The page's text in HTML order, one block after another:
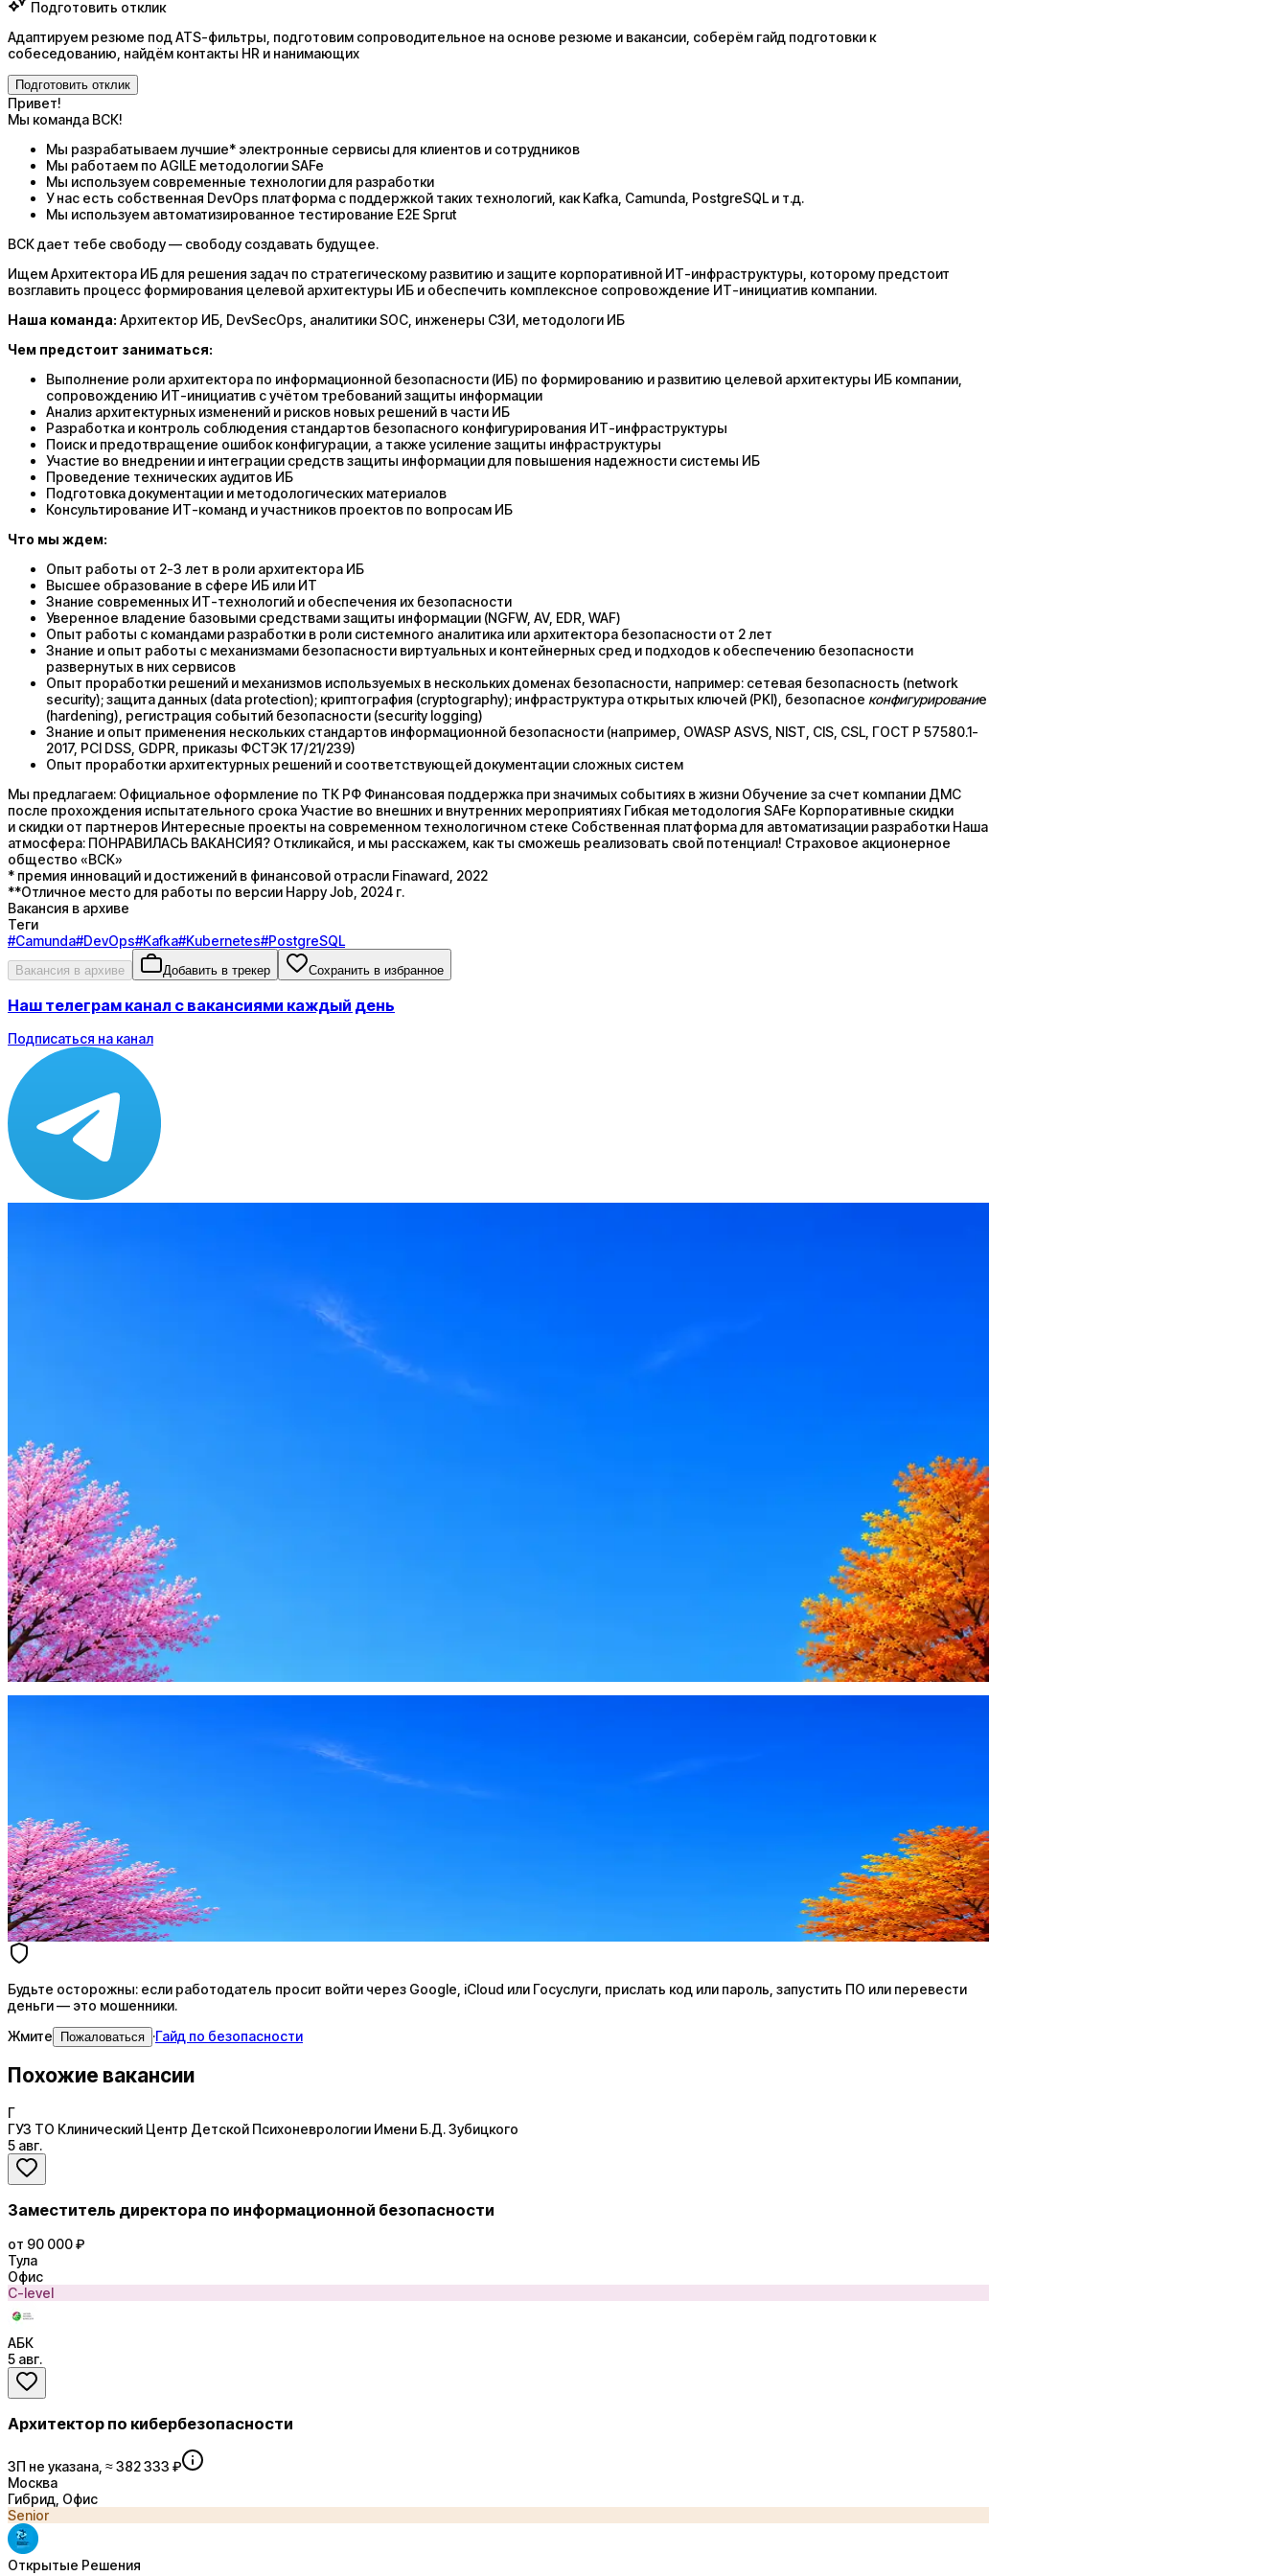
Подготовить отклик
Адаптируем резюме под ATS-фильтры, подготовим сопроводительное на основе резюме и вакансии, соберём гайд подготовки к
собеседованию, найдём контакты HR и нанимающих
Подготовить отклик
Привет!
Мы команда ВСК!
Мы разрабатываем лучшие* электронные сервисы для клиентов и сотрудников
Мы работаем по AGILE методологии SAFe
Мы используем современные технологии для разработки
У нас есть собственная DevOps платформа с поддержкой таких технологий, как Kafka, Camunda, PostgreSQL и т.д.
Мы используем автоматизированное тестирование E2E Sprut
ВСК дает тебе свободу — свободу создавать будущее.
Ищем Архитектора ИБ для решения задач по стратегическому развитию и защите корпоративной ИТ-инфраструктуры, которому предстоит
возглавить процесс формирования целевой архитектуры ИБ и обеспечить комплексное сопровождение ИТ-инициатив компании.
Наша команда: Архитектор ИБ, DevSecOps, аналитики SOC, инженеры СЗИ, методологи ИБ
Чем предстоит заниматься:
Выполнение роли архитектора по информационной безопасности (ИБ) по формированию и развитию целевой архитектуры ИБ компании,
сопровождению ИТ-инициатив с учётом требований защиты информации
Анализ архитектурных изменений и рисков новых решений в части ИБ
Разработка и контроль соблюдения стандартов безопасного конфигурирования ИТ-инфраструктуры
Поиск и предотвращение ошибок конфигурации, а также усиление защиты инфраструктуры
Участие во внедрении и интеграции средств защиты информации для повышения надежности системы ИБ
Проведение технических аудитов ИБ
Подготовка документации и методологических материалов
Консультирование ИТ-команд и участников проектов по вопросам ИБ
Что мы ждем:
Опыт работы от 2-3 лет в роли архитектора ИБ
Высшее образование в сфере ИБ или ИТ
Знание современных ИТ-технологий и обеспечения их безопасности
Уверенное владение базовыми средствами защиты информации (NGFW, AV, EDR, WAF)
Опыт работы с командами разработки в роли системного аналитика или архитектора безопасности от 2 лет
Знание и опыт работы с механизмами безопасности виртуальных и контейнерных сред и подходов к обеспечению безопасности
развернутых в них сервисов
Опыт проработки решений и механизмов используемых в нескольких доменах безопасности, например: сетевая безопасность (network
security); защита данных (data protection); криптография (cryptography); инфраструктура открытых ключей (PKI), безопасное конфигурирование
(hardening), регистрация событий безопасности (security logging)
Знание и опыт применения нескольких стандартов информационной безопасности (например, OWASP ASVS, NIST, CIS, CSL, ГОСТ Р 57580.1-
2017, PCI DSS, GDPR, приказы ФСТЭК 17/21/239)
Опыт проработки архитектурных решений и соответствующей документации сложных систем
Мы предлагаем: Официальное оформление по ТК РФ Финансовая поддержка при значимых событиях в жизни Обучение за счет компании ДМС
после прохождения испытательного срока Участие во внешних и внутренних мероприятиях Гибкая методология SAFe Корпоративные скидки
и скидки от партнеров Интересные проекты на современном технологичном стеке Собственная платформа для автоматизации разработки Наша
атмосфера: ПОНРАВИЛАСЬ ВАКАНСИЯ? Откликайся, и мы расскажем, как ты сможешь реализовать свой потенциал! Страховое акционерное
общество «ВСК»
* премия инноваций и достижений в финансовой отрасли Finaward, 2022
**Отличное место для работы по версии Happy Job, 2024 г.
Вакансия в архиве
Теги
#Camunda#DevOps#Kafka#Kubernetes#PostgreSQL
Вакансия в архиве Добавить в трекер Сохранить в избранное
Наш телеграм канал с вакансиями каждый день
Подписаться на канал
AI генерация сопроводительных писем
4 990 ₽/мес
Купить доступ
Будьте осторожны: если работодатель просит войти через Google, iCloud или Госуслуги, прислать код или пароль, запустить ПО или перевести
деньги — это мошенники.
Жмите Пожаловаться ·Гайд по безопасности
Стратегия поиска с AI: рынки, позиции, вилка, каналы
AI-адаптация отклика под вакансию
AI генерация сопроводительных писем
4 990 ₽/мес
Купить доступ
Будьте осторожны: если работодатель просит войти через Google, iCloud или Госуслуги, прислать код или пароль, запустить ПО или перевести
деньги — это мошенники.
Жмите
Пожаловаться ·Гайд по безопасности
Похожие вакансии
Г
ГУЗ ТО Клинический Центр Детской Психоневрологии Имени Б.Д. Зубицкого
5 авг.
Заместитель директора по информационной безопасности
от 90 000 ₽
Тула
Офис
C-level
АБК
5 авг.
Архитектор по кибербезопасности
ЗП не указана, ≈ 382 333 ₽
Москва
Гибрид, Офис
Senior
Открытые Решения